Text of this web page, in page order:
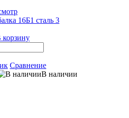
16Б1 сталь 3
корзину
Сравнение
В наличии